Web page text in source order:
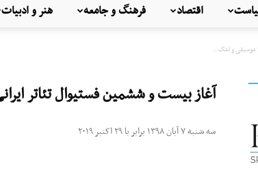
کیهان
هنر و ادبیات فرهنگ و جامعه اقتصاد
موسیقی و اشک...
آغاز بیست و ششمین فستیوال تئاتر
سه شنبه ۷ آبان ۱۳۹۸ برابر با ۲۹ اکتبر ۲۰۱۹